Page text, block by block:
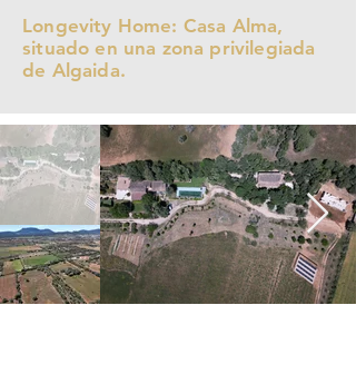
Longevity Home: Casa Alma,
situado en una zona privilegiada
de Algaida.